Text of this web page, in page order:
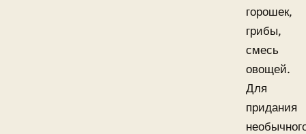
горошек,
грибы,
смесь
овощей.
Для
придания